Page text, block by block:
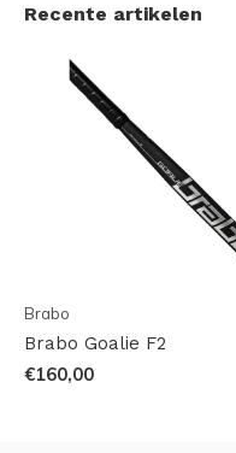
Recente artikelen
Brabo
Brabo Goalie F2
€160,00